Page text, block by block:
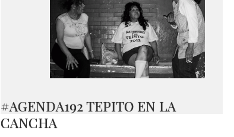
#AGENDA192 TEPITO EN LA
CANCHA